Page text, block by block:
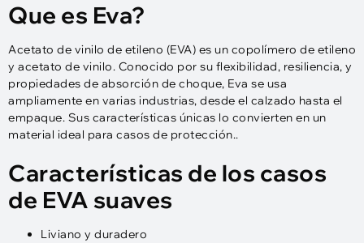
Que es Eva?
Acetato de vinilo de etileno (EVA) es un copolímero de etileno
y acetato de vinilo. Conocido por su flexibilidad, resiliencia, y
propiedades de absorción de choque, Eva se usa
ampliamente en varias industrias, desde el calzado hasta el
empaque. Sus características únicas lo convierten en un
material ideal para casos de protección..
Características de los casos
de EVA suaves
Liviano y duradero